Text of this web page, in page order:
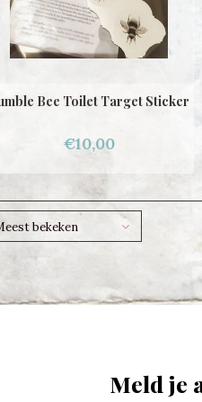
Bee Toilet Target Sticker
€10,00
bekeken
Meld je